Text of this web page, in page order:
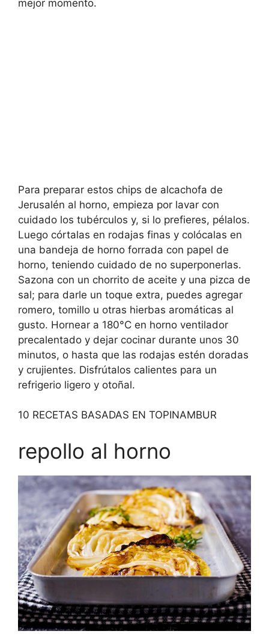
mejor momento.
Para preparar estos chips de alcachofa de
Jerusalén al horno, empieza por lavar con
cuidado los tubérculos y, si lo prefieres, pélalos.
Luego córtalas en rodajas finas y colócalas en
una bandeja de horno forrada con papel de
horno, teniendo cuidado de no superponerlas.
Sazona con un chorrito de aceite y una pizca de
sal; para darle un toque extra, puedes agregar
romero, tomillo u otras hierbas aromáticas al
gusto. Hornear a 180°C en horno ventilador
precalentado y dejar cocinar durante unos 30
minutos, o hasta que las rodajas estén doradas
y crujientes. Disfrútalos calientes para un
refrigerio ligero y otoñal.
10 RECETAS BASADAS EN TOPINAMBUR
repollo al horno